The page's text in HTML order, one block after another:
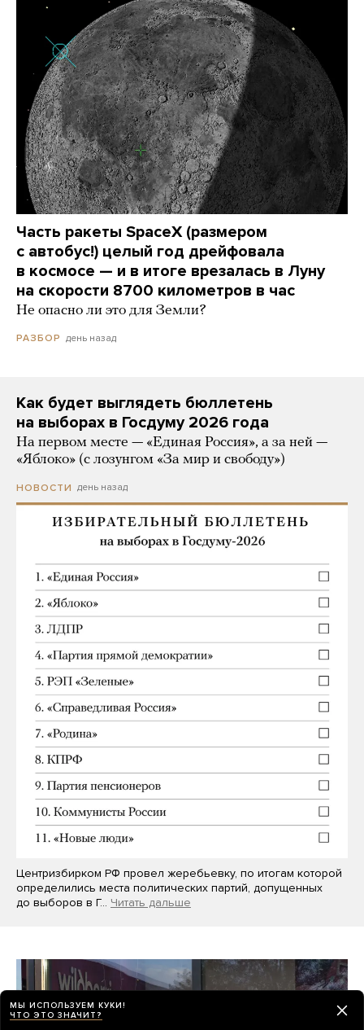
Часть ракеты SpaceX (размером
с автобус!) целый год дрейфовала
в космосе — и в итоге врезалась в Луну
на скорости 8700 километров в час
Не опасно ли это для Земли?
РАЗБОР день назад
Как будет выглядеть бюллетень
на выборах в Госдуму 2026 года
На первом месте — «Единая Россия», а за ней —
«Яблоко» (с лозунгом «За мир и свободу»)
НОВОСТИ день назад
Центризбирком РФ провел жеребьевку, по итогам которой
определились места политических партий, допущенных
до выборов в Г… Читать дальше
МЫ ИСПОЛЬЗУЕМ КУКИ!
ЧТО ЭТО ЗНАЧИТ?